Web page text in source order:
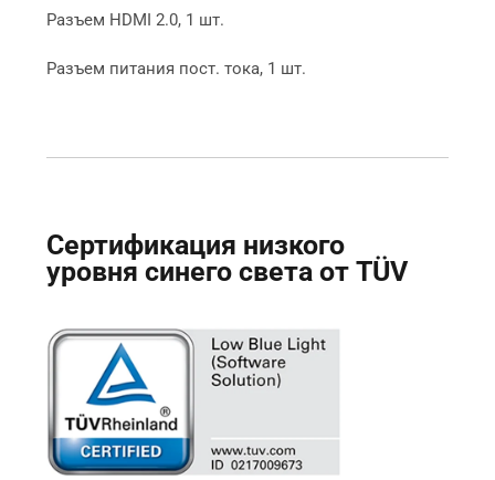
Разъем HDMI 2.0, 1 шт.
Разъем питания пост. тока, 1 шт.
Сертификация низкого
уровня синего света от TÜV